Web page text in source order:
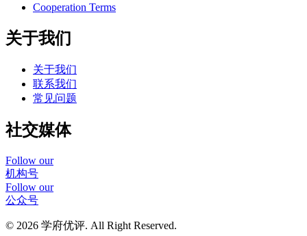
Cooperation Terms
关于我们
关于我们
联系我们
常见问题
社交媒体
Follow our
机构号
Follow our
公众号
© 2026 学府优评. All Right Reserved.